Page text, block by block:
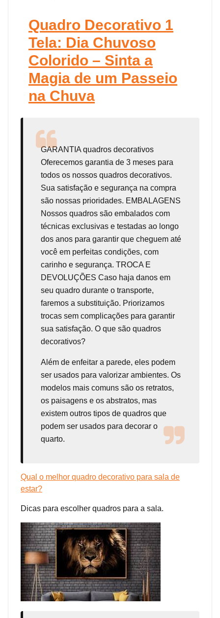
Quadro Decorativo 1
Tela: Dia Chuvoso
Colorido – Sinta a
Magia de um Passeio
na Chuva
GARANTIA quadros decorativos
Oferecemos garantia de 3 meses para
todos os nossos quadros decorativos.
Sua satisfação e segurança na compra
são nossas prioridades. EMBALAGENS
Nossos quadros são embalados com
técnicas exclusivas e testadas ao longo
dos anos para garantir que cheguem até
você em perfeitas condições, com
carinho e segurança. TROCA E
DEVOLUÇÕES Caso haja danos em
seu quadro durante o transporte,
faremos a substituição. Priorizamos
trocas sem complicações para garantir
sua satisfação. O que são quadros
decorativos?
Além de enfeitar a parede, eles podem
ser usados para valorizar ambientes. Os
modelos mais comuns são os retratos,
os paisagens e os abstratos, mas
existem outros tipos de quadros que
podem ser usados para decorar o
quarto.
Qual o melhor quadro decorativo para sala de
estar?
Dicas para escolher quadros para a sala.